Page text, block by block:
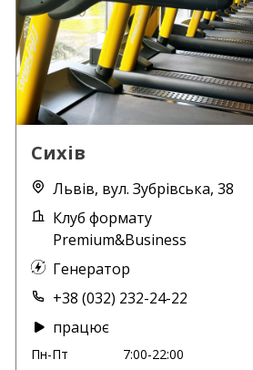
Сихів
Львів, вул. Зубрівська, 38
Клуб формату
Premium&Business
Генератор
+38 (032) 232-24-22
працює
Пн-Пт
7:00-22:00